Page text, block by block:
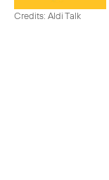
Credits: Aldi Talk